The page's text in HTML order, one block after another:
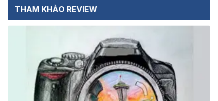
THAM KHẢO REVIEW